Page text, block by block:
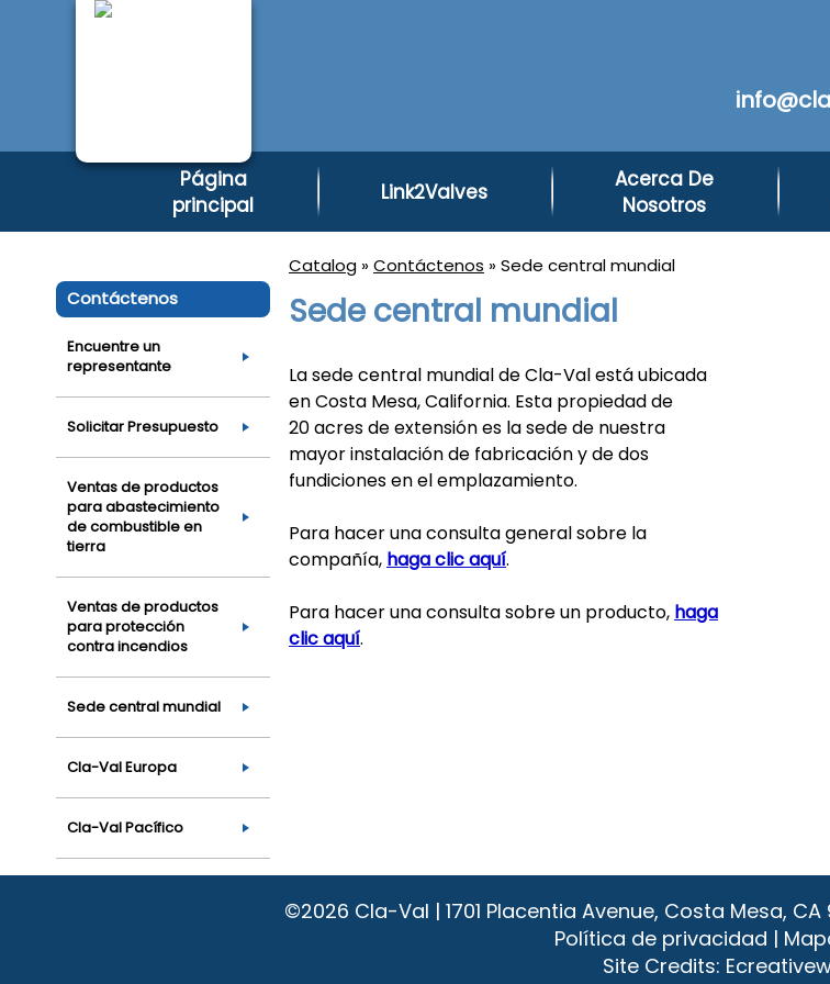
Página
principal
Link2Valves
Acerca De
Nosotros
Catalog »Contáctenos » Sede central mundial
Sede central mundial
La sede central mundial de Cla-Val está ubicada
en Costa Mesa, California. Esta propiedad de
20 acres de extensión es la sede de nuestra
mayor instalación de fabricación y de dos
fundiciones en el emplazamiento.
Para hacer una consulta general sobre la
compañía, haga clic aquí.
Para hacer una consulta sobre un producto, haga
clic aquí.
Contáctenos
Encuentre un
representante
Solicitar Presupuesto
Ventas de productos
para abastecimiento
de combustible en
tierra
Ventas de productos
para protección
contra incendios
Sede central mundial
Cla-Val Europa
Cla-Val Pacífico
©2026 Cla-Val | 1701 Placentia Avenue, Costa Mesa,
Política de privacidad |
Site Credits: